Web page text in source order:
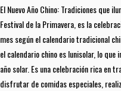
El Nuevo Año Chino: Tradiciones que
Festival de la Primavera, es la
mes según el calendario tradicional
el calendario chino es lunisolar, lo
año solar. Es una celebración rica en
disfrutar de comidas especiales,